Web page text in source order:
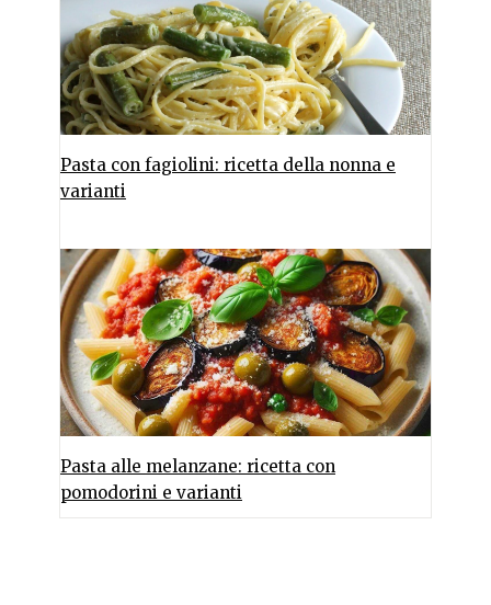
Pasta con fagiolini: ricetta della nonna e
varianti
Pasta alle melanzane: ricetta con
pomodorini e varianti